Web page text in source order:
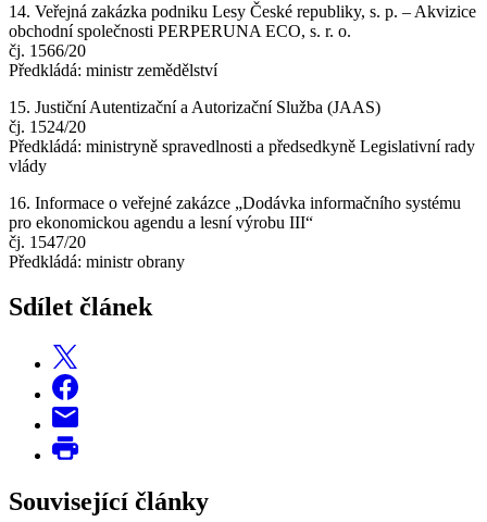
14. Veřejná zakázka podniku Lesy České republiky, s. p. – Akvizice
obchodní společnosti PERPERUNA ECO, s. r. o.
čj. 1566/20
Předkládá: ministr zemědělství
15. Justiční Autentizační a Autorizační Služba (JAAS)
čj. 1524/20
Předkládá: ministryně spravedlnosti a předsedkyně Legislativní rady
vlády
16. Informace o veřejné zakázce „Dodávka informačního systému
pro ekonomickou agendu a lesní výrobu III“
čj. 1547/20
Předkládá: ministr obrany
Sdílet článek
Související články